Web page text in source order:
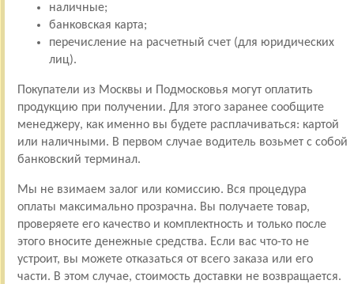
наличные;
банковская карта;
перечисление на расчетный счет (для юридических
лиц).
Покупатели из Москвы и Подмосковья могут оплатить
продукцию при получении. Для этого заранее сообщите
менеджеру, как именно вы будете расплачиваться: картой
или наличными. В первом случае водитель возьмет с собой
банковский терминал.
Мы не взимаем залог или комиссию. Вся процедура
оплаты максимально прозрачна. Вы получаете товар,
проверяете его качество и комплектность и только после
этого вносите денежные средства. Если вас что-то не
устроит, вы можете отказаться от всего заказа или его
части. В этом случае, стоимость доставки не возвращается.